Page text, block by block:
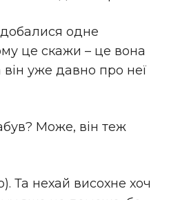
одне
це скажи – це вона
він уже давно про неї
Може, він теж
Та нехай висохне хоч